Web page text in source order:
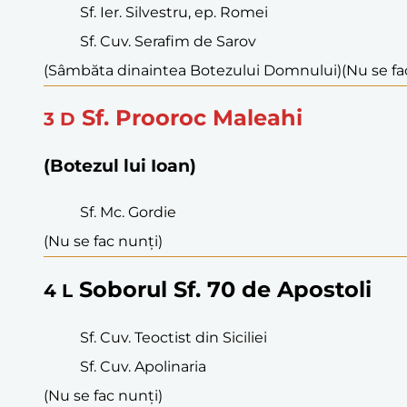
Sf. Ier. Silvestru, ep. Romei
Sf. Cuv. Serafim de Sarov
(Sâmbăta dinaintea Botezului Domnului)(Nu se
3 D Sf. Prooroc Maleahi
(Botezul lui Ioan)
Sf. Mc. Gordie
(Nu se fac nunți)
4 L Soborul Sf. 70 de Apostoli
Sf. Cuv. Teoctist din Siciliei
Sf. Cuv. Apolinaria
(Nu se fac nunți)